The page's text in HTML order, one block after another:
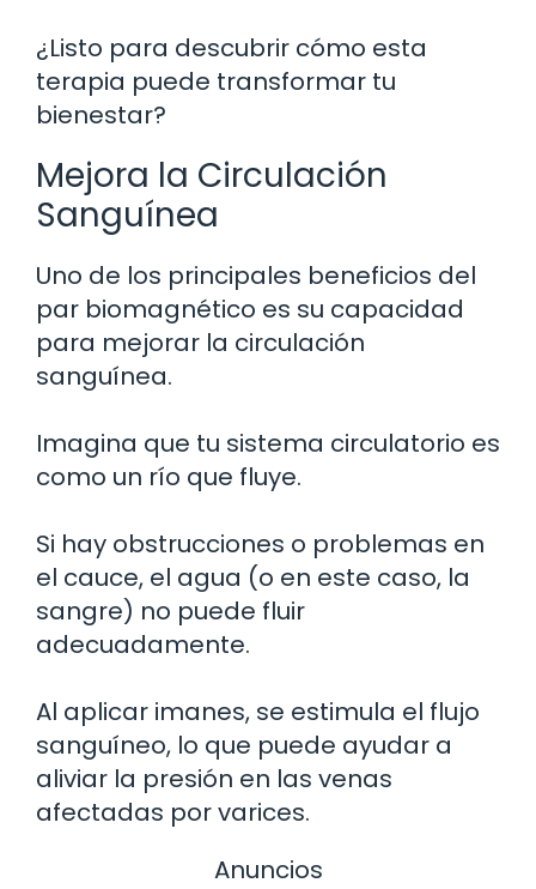
¿Listo para descubrir cómo esta
terapia puede transformar tu
bienestar?
Mejora la Circulación
Sanguínea
Uno de los principales beneficios del
par biomagnético es su capacidad
para mejorar la circulación
sanguínea.
Imagina que tu sistema circulatorio es
como un río que fluye.
Si hay obstrucciones o problemas en
el cauce, el agua (o en este caso, la
sangre) no puede fluir
adecuadamente.
Al aplicar imanes, se estimula el flujo
sanguíneo, lo que puede ayudar a
aliviar la presión en las venas
afectadas por varices.
Anuncios